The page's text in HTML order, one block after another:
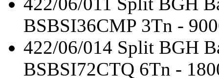
BSBSI36CMP 3Tn -
422/06/014 Split BGH
BSBSI72CTQ 6Tn -